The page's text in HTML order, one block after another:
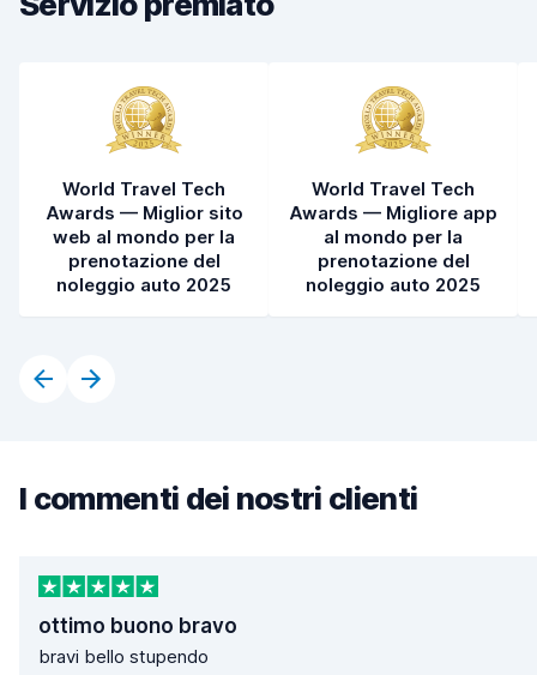
World Travel Tech
Awards — Miglior sito
web al mondo per la
prenotazione del
noleggio auto 2025
World Travel Tech
Awards — Migliore app
al mondo per la
prenotazione del
noleggio auto 2025
I commenti dei nostri clienti
ottimo buono bravo
bravi bello stupendo